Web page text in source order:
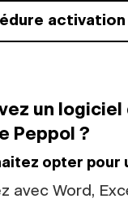
activation
un
Peppol ?
opter
avec Word,